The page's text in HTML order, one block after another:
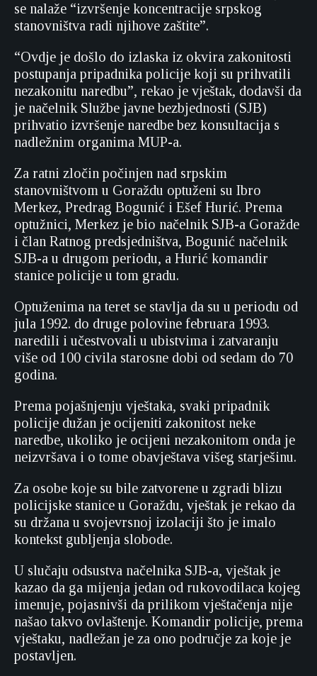
se nalaže “izvršenje koncentracije srpskog
stanovništva radi njihove zaštite”.
“Ovdje je došlo do izlaska iz okvira zakonitosti
postupanja pripadnika policije koji su prihvatili
nezakonitu naredbu”, rekao je vještak, dodavši da
je načelnik Službe javne bezbjednosti (SJB)
prihvatio izvršenje naredbe bez konsultacija s
nadležnim organima MUP-a.
Za ratni zločin počinjen nad srpskim
stanovništvom u Goraždu optuženi su Ibro
Merkez, Predrag Bogunić i Ešef Hurić. Prema
optužnici, Merkez je bio načelnik SJB-a Goražde
i član Ratnog predsjedništva, Bogunić načelnik
SJB-a u drugom periodu, a Hurić komandir
stanice policije u tom gradu.
Optuženima na teret se stavlja da su u periodu od
jula 1992. do druge polovine februara 1993.
naredili i učestvovali u ubistvima i zatvaranju
više od 100 civila starosne dobi od sedam do 70
godina.
Prema pojašnjenju vještaka, svaki pripadnik
policije dužan je ocijeniti zakonitost neke
naredbe, ukoliko je ocijeni nezakonitom onda je
neizvršava i o tome obavještava višeg starješinu.
Za osobe koje su bile zatvorene u zgradi blizu
policijske stanice u Goraždu, vještak je rekao da
su držana u svojevrsnoj izolaciji što je imalo
kontekst gubljenja slobode.
U slučaju odsustva načelnika SJB-a, vještak je
kazao da ga mijenja jedan od rukovodilaca kojeg
imenuje, pojasnivši da prilikom vještačenja nije
našao takvo ovlaštenje. Komandir policije, prema
vještaku, nadležan je za ono područje za koje je
postavljen.